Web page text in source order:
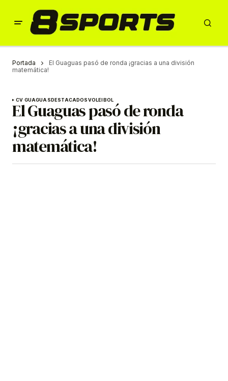
Portada
El Guaguas pasó de ronda ¡gracias a una división
matemática!
CV GUAGUASDESTACADOSVOLEIBOL
El Guaguas pasó de ronda
¡gracias a una división
matemática!